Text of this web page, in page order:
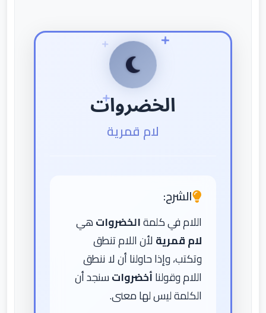
الخضروات
لام قمرية
الشرح:
اللام في كلمةالخضرواتهي
لام قمريةلأن اللام تنطق
وتكتب، وإذا حاولنا أن لا ننطق
اللام وقولناأخضرواتسنجد أن
الكلمة ليس لها معنى.